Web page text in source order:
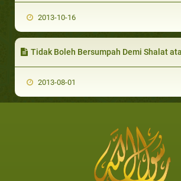
2013-10-16
Tidak Boleh Bersumpah Demi Shalat atau
2013-08-01